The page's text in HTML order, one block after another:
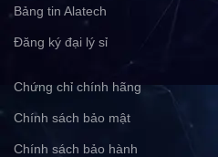
Bảng tin Alatech
Đăng ký đại lý sỉ
Chứng chỉ chính hãng
Chính sách bảo mật
Chính sách bảo hành